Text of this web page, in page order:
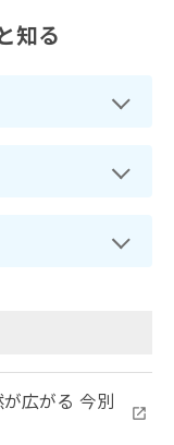
知る
広がる 今別